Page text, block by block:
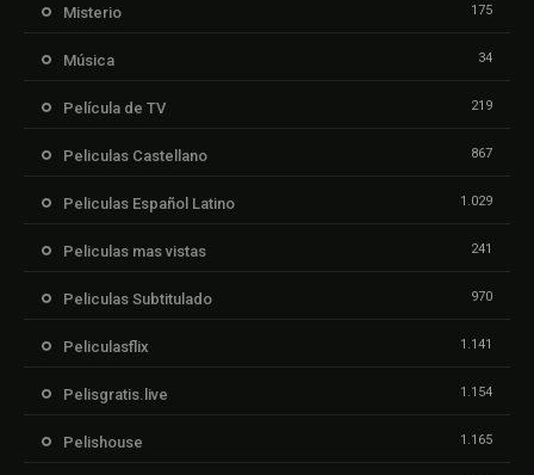
Misterio 175
Música 34
Película de TV 219
Peliculas Castellano 867
Peliculas Español Latino 1.029
Peliculas mas vistas 241
Peliculas Subtitulado 970
Peliculasflix 1.141
Pelisgratis.live 1.154
Pelishouse 1.165